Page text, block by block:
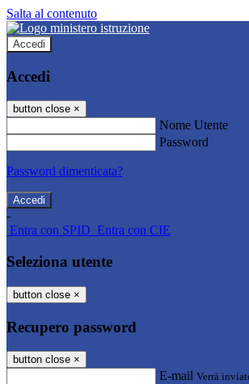
Salta al contenuto
Accedi
Accedi
button close ×
Nome Utente
Password
Password dimenticata?
-
Entra con SPID Entra con CIE
Seleziona utente
button close ×
Recupero password
button close ×
E-mail Verrà